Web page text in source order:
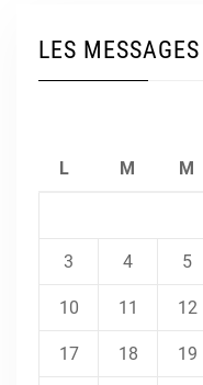
LES
L M M
3 4 5
10 11 12
17 18 19